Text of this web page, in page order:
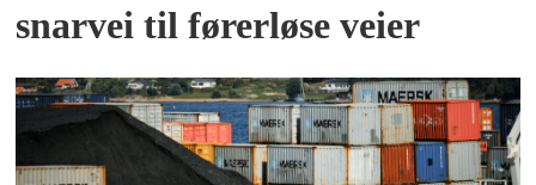
snarvei til førerløse veier